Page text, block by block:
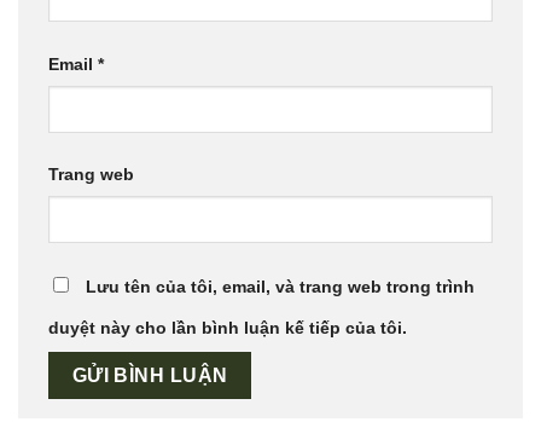
Email *
Trang web
Lưu tên của tôi, email, và trang web trong trình
duyệt này cho lần bình luận kế tiếp của tôi.